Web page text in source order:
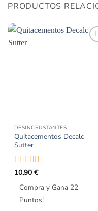
PRODUCTOS
DESINCRUSTANTES
Quitacementos Decalc
Sutter
Valorado
de
10,90 €
Compra y Gana 22
Puntos!